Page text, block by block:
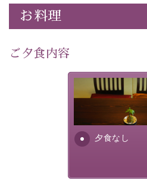
上諏訪温泉しんゆでは、30日
意しております。
諏訪湖の穏やかな景色、心身
温かいおもてなし。ご滞在を
り特別なものにしてくれます。
早めのご予約で、お得に癒し
お料理
ご夕食内容
夕食なし
夕食なしご夕食
場合は、二食付
お選びくださいま